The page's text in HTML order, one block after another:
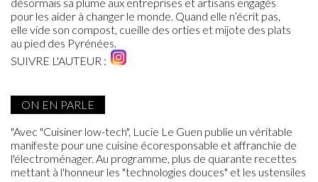
pour les aider à changer le monde. Quand elle n’écrit pas,
elle vide son compost, cueille des orties et mijote des plats
au pied des Pyrénées.
SUIVRE L'AUTEUR :
ON EN PARLE
"Avec "Cuisiner low-tech", Lucie Le Guen publie un véritable
manifeste pour une cuisine écoresponsable et affranchie de
l'électroménager. Au programme, plus de quarante recettes
mettant à l'honneur les "technologies douces" et les ustensiles